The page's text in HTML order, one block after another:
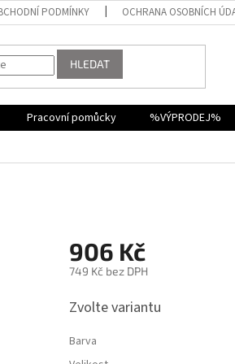
PODMÍNKY OCHRANA OSOBNÍCH
HLEDAT
Pracovní pomůcky %VÝPRODEJ%
906 Kč
749 Kč bez DPH
cena:
Zvolte variantu
Barva